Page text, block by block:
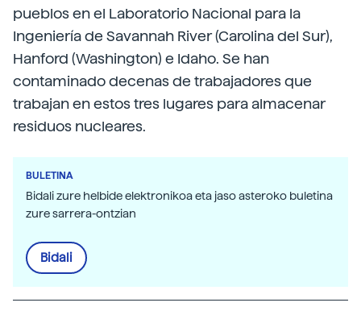
pueblos en el Laboratorio Nacional para la
Ingeniería de Savannah River (Carolina del Sur),
Hanford (Washington) e Idaho. Se han
contaminado decenas de trabajadores que
trabajan en estos tres lugares para almacenar
residuos nucleares.
BULETINA
Bidali zure helbide elektronikoa eta jaso asteroko buletina
zure sarrera-ontzian
Bidali